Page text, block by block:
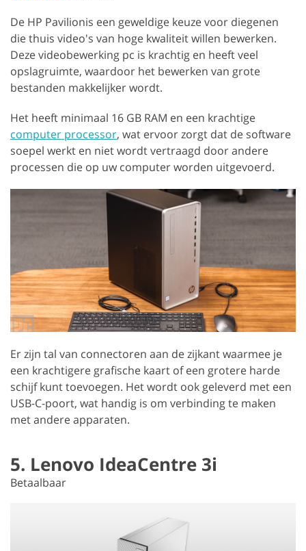
De HP Pavilionis een geweldige keuze voor diegenen
die thuis video's van hoge kwaliteit willen bewerken.
Deze videobewerking pc is krachtig en heeft veel
opslagruimte, waardoor het bewerken van grote
bestanden makkelijker wordt.
Het heeft minimaal 16 GB RAM en een krachtige
computer processor, wat ervoor zorgt dat de software
soepel werkt en niet wordt vertraagd door andere
processen die op uw computer worden uitgevoerd.
Er zijn tal van connectoren aan de zijkant waarmee je
een krachtigere grafische kaart of een grotere harde
schijf kunt toevoegen. Het wordt ook geleverd met een
USB-C-poort, wat handig is om verbinding te maken
met andere apparaten.
5. Lenovo IdeaCentre 3i
Betaalbaar